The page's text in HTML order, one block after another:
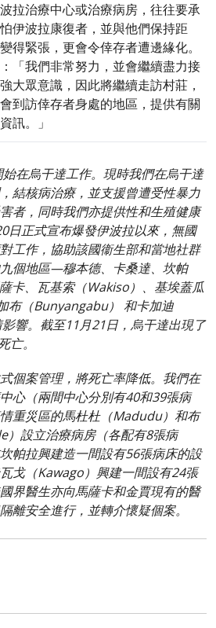
拉治療中心或治療病房，往往要承
伊波拉康復者，並與他們保持距
得緊張，更會令倖存者遭邊緣化。
「我們非常努力，並會繼續盡力接
大眾意識，因此將繼續走訪村莊，
到訪倖存者身處的地區，提供有關
訊。」
在烏干達工作。現時我們在烏干達
結核病治療，並支援曾遭受性暴力
者，同時我們亦提供性和生殖健康
日正式宣布爆發伊波拉以來，無國
工作，協助該國衞生部和當地社群
個地區—穆本德、卡桑達、坎帕
卡、瓦基索（Wakiso）、基埃蓋瓜
布（Bunyangabu） 和卡加迪
影響。截至11月21日，烏干達出現了
亡。
個案管理，將死亡率降低。我們在
心（兩間中心分別有40和39張病
重災區的馬杜杜（Madudu）和布
）設立治療病房（各配有8張病
帕拉興建造一間設有56張病床的設
戈（Kawago）興建一間設有24張
界醫生亦向馬薩卡和金賈現有的醫
離安全進行，並轉介懷疑個案。